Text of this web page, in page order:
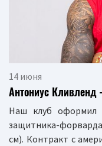
14 июня
Антониус
Наш клуб оформил
защитника-
см). Контракт с